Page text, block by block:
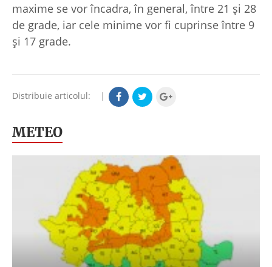
maxime se vor încadra, în general, între 21 și 28
de grade, iar cele minime vor fi cuprinse între 9
și 17 grade.
Distribuie articolul: |
METEO